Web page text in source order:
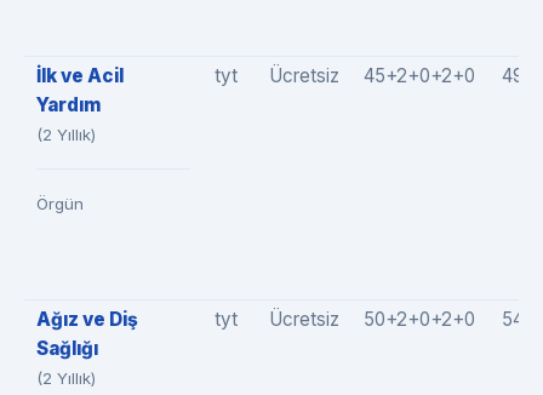
İlk ve Acil
Yardım
(2 Yıllık)
Örgün
tyt Ücretsiz 45+2+0+2+0
Ağız ve Diş
Sağlığı
(2 Yıllık)
tyt Ücretsiz 50+2+0+2+0